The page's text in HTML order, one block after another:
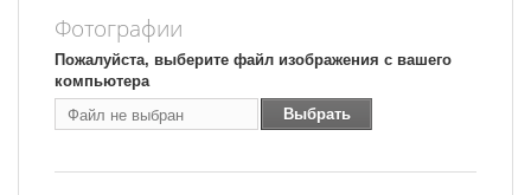
Фотографии
Пожалуйста, выберите файл изображения с вашего
компьютера
Файл не выбран
Выбрать